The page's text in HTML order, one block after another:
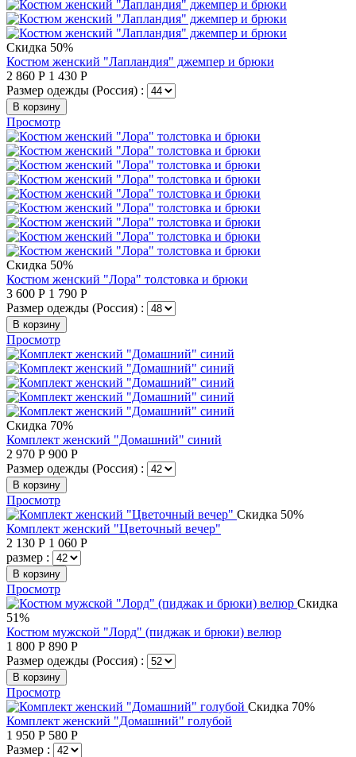
Скидка 50%
Костюм женский "Лапландия" джемпер и брюки
2 860 Р 1 430 Р
Размер одежды (Россия) :
В корзину
Просмотр
Скидка 50%
Костюм женский "Лора" толстовка и брюки
3 600 Р 1 790 Р
Размер одежды (Россия) :
В корзину
Просмотр
Скидка 70%
Комплект женский "Домашний" синий
2 970 Р 900 Р
Размер одежды (Россия) :
В корзину
Просмотр
Скидка 50%
Комплект женский "Цветочный вечер"
2 130 Р 1 060 Р
размер :
В корзину
Просмотр
Скидка
51%
Костюм мужской "Лорд" (пиджак и брюки) велюр
1 800 Р 890 Р
Размер одежды (Россия) :
В корзину
Просмотр
Скидка 70%
Комплект женский "Домашний" голубой
1 950 Р 580 Р
Размер :